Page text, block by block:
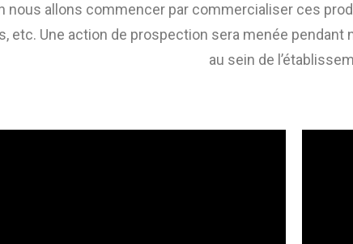
nous allons commencer par commercialiser ces
etc. Une action de prospection sera menée
au sein de